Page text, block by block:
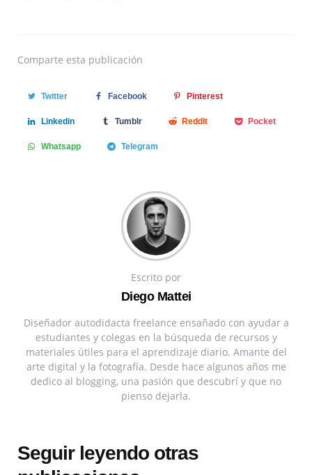
Comparte esta publicación
Twitter Facebook Pinterest
Linkedin Tumblr Reddit Pocket
Whatsapp Telegram
Escrito por
Diego Mattei
Diseñador autodidacta freelance ensañado con ayudar a
estudiantes y colegas en la búsqueda de recursos y
materiales útiles para el aprendizaje diario. Amante del
arte digital y la fotografía. Desde hace algunos años me
dedico al blogging, una pasión que descubrí y que no
pienso dejarla.
Seguir leyendo otras